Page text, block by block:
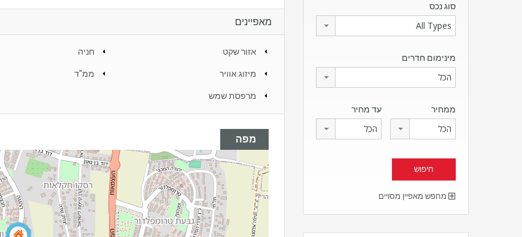
מאפיינים
אזור שקט חניה
מיזוג אוויר ממ"ד
מרפסת שמש
מפה
סוג נכס
All Types
מינימום חדרים
הכל
ממחיר
הכל
עד מחיר
הכל
מחפש מאפיין מסויים